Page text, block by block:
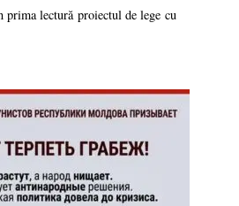
prima lectură proiectul de lege cu